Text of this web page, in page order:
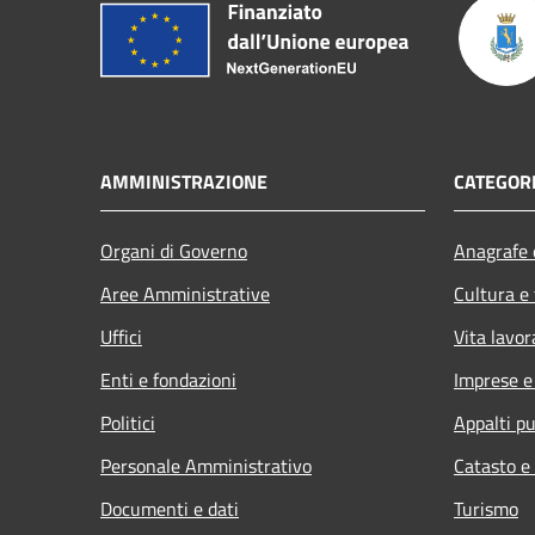
AMMINISTRAZIONE
Organi di Governo
Aree Amministrative
Uffici
Enti e fondazioni
Politici
Personale Amministrativo
Documenti e dati
Cultura
Vita
Imprese
Appalti
Catasto
Turismo